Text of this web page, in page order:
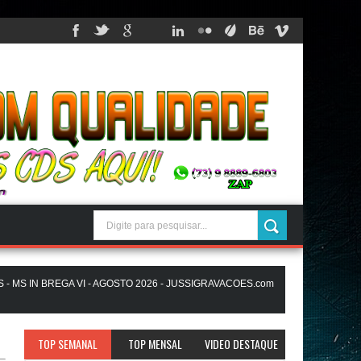
IN BREGA VI - AGOSTO 2026 - JUSSIGRAVACOES.com
PICAPAU NO BEAT -
TOP SEMANAL TOP MENSAL VIDEO DESTAQUE